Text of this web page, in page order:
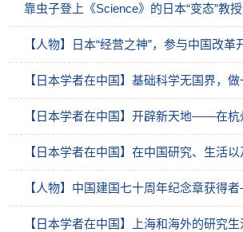
靠虫子登上《Science》的日本“变态”教授
【日本学者在中国】基础科学无国界，
【日本学者在中国】开辟新天地——在杭
【日本学者在中国】在中国研究、生活
【日本学者在中国】上海和海外的研究